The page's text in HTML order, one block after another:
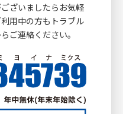
ざいましたらお気軽
用中の方もトラブル
ご連絡ください。